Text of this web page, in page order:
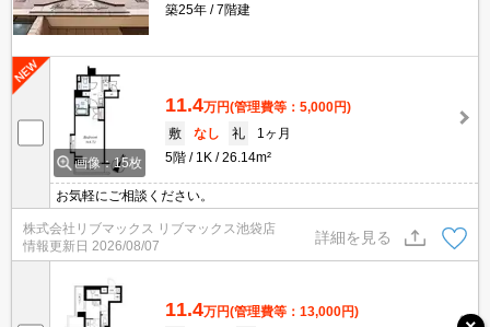
築25年 7階建
画像：15枚
11.4万円(管理費等：5,000円)
敷
なし 礼
1ヶ月
5階
1K 26.14m²
お気軽にご相談ください。
株式会社リブマックス リブマックス池袋店
情報更新日 2026/08/07
詳細を見る
11.4万円(管理費等：13,000円)